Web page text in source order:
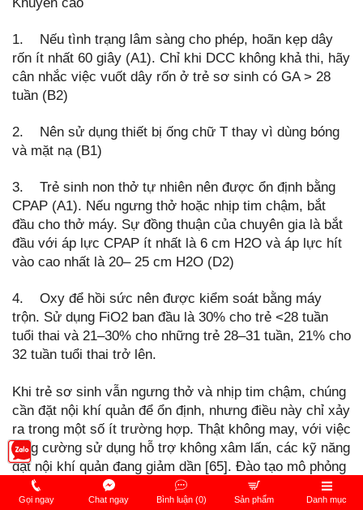
1. Nếu tình trạng lâm sàng cho phép, hoãn kẹp dây
rốn ít nhất 60 giây (A1). Chỉ khi DCC không khả thi, hãy
cân nhắc việc vuốt dây rốn ở trẻ sơ sinh có GA > 28
tuần (B2)
2. Nên sử dụng thiết bị ống chữ T thay vì dùng bóng
và mặt nạ (B1)
3. Trẻ sinh non thở tự nhiên nên được ổn định bằng
CPAP (A1). Nếu ngưng thở hoặc nhịp tim chậm, bắt
đầu cho thở máy. Sự đồng thuận của chuyên gia là bắt
đầu với áp lực CPAP ít nhất là 6 cm H2O và áp lực hít
vào cao nhất là 20– 25 cm H2O (D2)
4. Oxy để hồi sức nên được kiểm soát bằng máy
trộn. Sử dụng FiO2 ban đầu là 30% cho trẻ <28 tuần
tuổi thai và 21–30% cho những trẻ 28–31 tuần, 21% cho
32 tuần tuổi thai trở lên.
Khi trẻ sơ sinh vẫn ngưng thở và nhịp tim chậm, chúng
cần đặt nội khí quản để ổn định, nhưng điều này chỉ xảy
ra trong một số ít trường hợp. Thật không may, với việc
tăng cường sử dụng hỗ trợ không xâm lấn, các kỹ năng
đặt nội khí quản đang giảm dần [65]. Đào tạo mô phỏng
thường xuyên với ma-nơ-canh [66] và sử dụng video
soi thanh quản để đặt nội khí quản có giám sát có thể
Gọi ngay Chat ngay Bình luận (0) Sản phẩm Danh mục